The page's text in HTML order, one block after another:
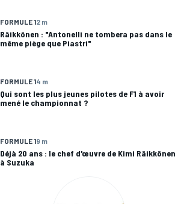
FORMULE 12 m
Räikkönen : "Antonelli ne tombera pas dans le
même piège que Piastri"
FORMULE 14 m
Qui sont les plus jeunes pilotes de F1 à avoir
mené le championnat ?
FORMULE 19 m
Déjà 20 ans : le chef d'œuvre de Kimi Räikkönen
à Suzuka